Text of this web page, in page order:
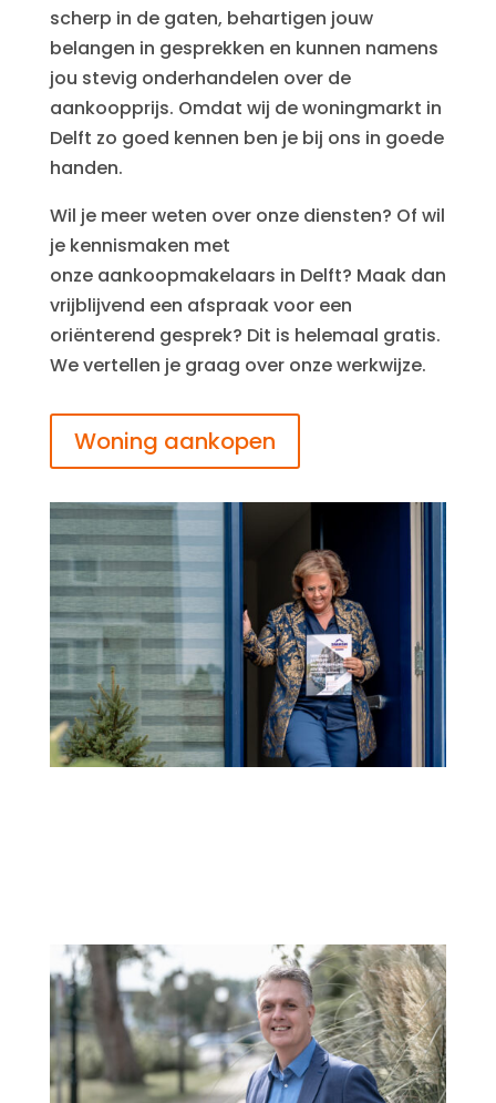
scherp in de gaten, behartigen jouw
belangen in gesprekken en kunnen namens
jou stevig onderhandelen over de
aankoopprijs. Omdat wij de woningmarkt in
Delft zo goed kennen ben je bij ons in goede
handen.
Wil je meer weten over onze diensten? Of wil
je kennismaken met
onze aankoopmakelaars in Delft? Maak dan
vrijblijvend een afspraak voor een
oriënterend gesprek? Dit is helemaal gratis.
We vertellen je graag over onze werkwijze.
Woning aankopen